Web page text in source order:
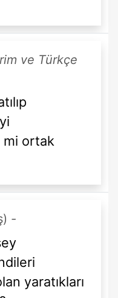
ve Türkçe
mi ortak
-
yaratıkları